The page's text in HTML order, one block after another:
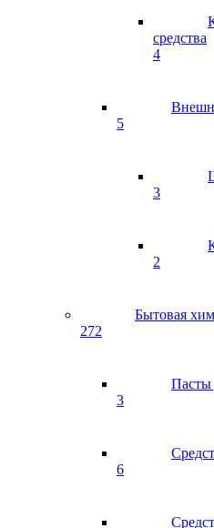
средства
4
5
3
2
Бытовая
272
Пасты
3
6